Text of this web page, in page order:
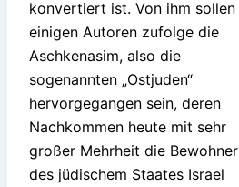
konvertiert ist. Von ihm sollen
einigen Autoren zufolge die
Aschkenasim, also die
sogenannten „Ostjuden“
hervorgegangen sein, deren
Nachkommen heute mit sehr
großer Mehrheit die Bewohner
des jüdischem Staates Israel